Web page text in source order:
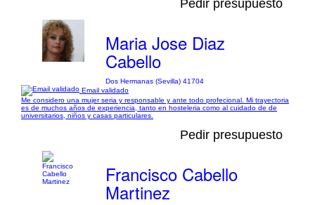
Pedir presupuesto
Maria Jose Diaz
Cabello
Dos Hermanas (Sevilla) 41704
Email validado
Me considero una mujer seria y responsable y ante todo profecional. Mi trayectoria
es de muchos años de experiencia, tanto en hosteleria como al cuidado de de
universitarios, niños y casas particulares.
Pedir presupuesto
Francisco Cabello
Martinez